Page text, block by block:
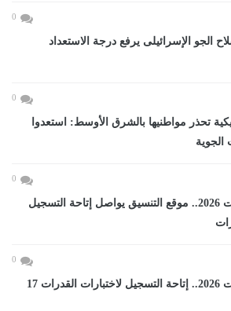
0
الجو الإسرائيلى يرفع درجة الاستعداد
0
تحذر مواطنيها بالشرق الأوسط: استعدوا
الجوية
0
تنسيق الجامعات 2026.. موقع التنسيق يواصل إتاحة التسجيل
0
تنسيق الجامعات 2026.. إتاحة التسجيل لاختبارات القدرات 17